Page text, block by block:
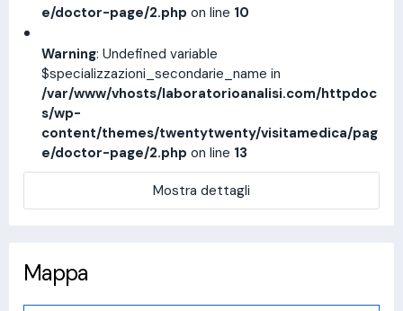
e/doctor-page/2.php on line 10
Warning: Undefined variable
$specializzazioni_secondarie_name in
/var/www/vhosts/laboratorioanalisi.com/httpdoc
s/wp-
content/themes/twentytwenty/visitamedica/pag
e/doctor-page/2.php on line 13
Mostra dettagli
Mappa